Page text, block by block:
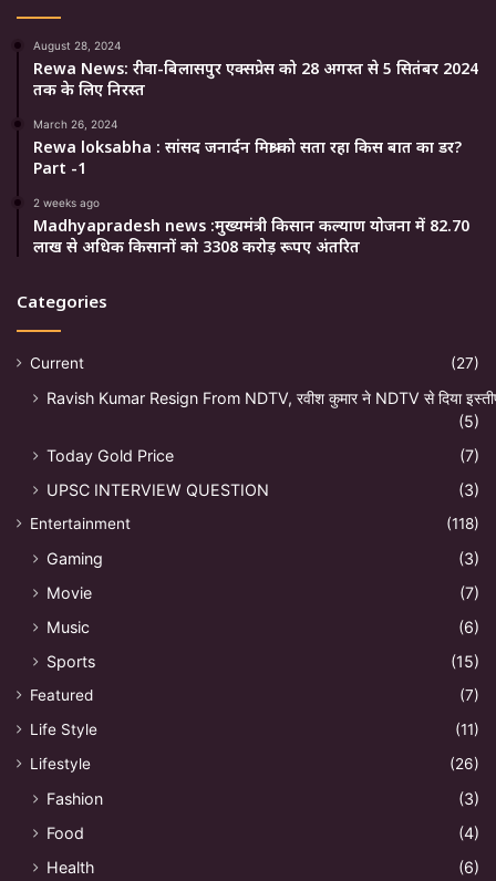
August 28, 2024
Rewa News: रीवा-बिलासपुर एक्सप्रेस को 28 अगस्त से 5 सितंबर 2024
तक के लिए निरस्त
March 26, 2024
Rewa loksabha : सांसद जनार्दन मिश्रा को सता रहा किस बात का डर?
Part -1
2 weeks ago
Madhyapradesh news :मुख्यमंत्री किसान कल्याण योजना में 82.70
लाख से अधिक किसानों को 3308 करोड़ रूपए अंतरित
Categories
Current (27)
Ravish Kumar Resign From NDTV, रवीश कुमार ने NDTV से दिया
(5)
Today Gold Price
(7)
UPSC INTERVIEW QUESTION
(3)
Entertainment (118)
Gaming
(3)
Movie
(7)
Music
(6)
Sports
(15)
Featured
(7)
Life Style
(11)
Lifestyle
(26)
Fashion
(3)
Food
(4)
Health
(6)